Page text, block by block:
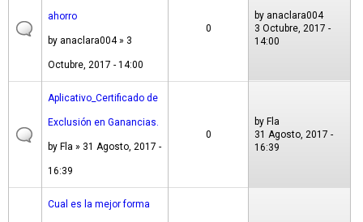
ahorro
by anaclara004» 3
Octubre, 2017 - 14:00
0
by anaclara004
3 Octubre, 2017 -
14:00
Aplicativo_Certificado de
Exclusión en Ganancias.
by Fla » 31 Agosto, 2017 -
16:39
0
by Fla
31 Agosto, 2017 -
16:39
Cual es la mejor forma